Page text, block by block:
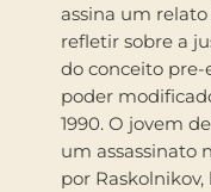
assina um
refletir sobre a
do conceito pre-
poder
1990. O jovem
um assassinato
por